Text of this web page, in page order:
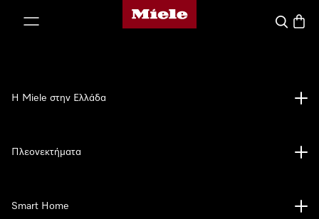
Αρχική σελίδα της Miele
Η Miele στην Ελλάδα
Πλεονεκτήματα
Smart Home